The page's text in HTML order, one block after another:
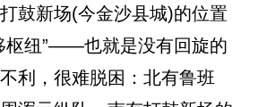
鼓新场(今金沙县城)的位置
枢纽”——也就是没有回旋的
利，很难脱困：北有鲁班